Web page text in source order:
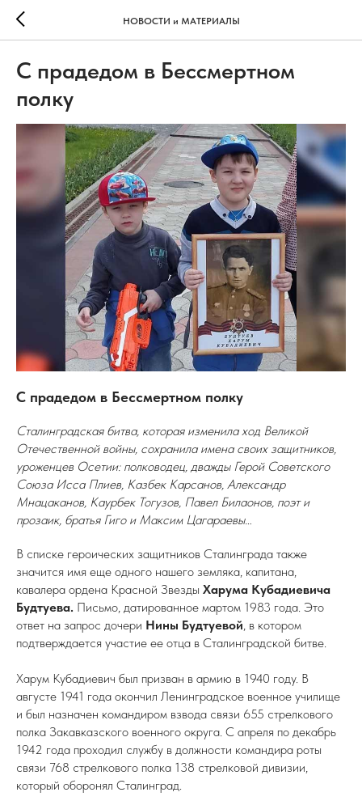
НОВОСТИ и МАТЕРИАЛЫ
С прадедом в Бессмертном
полку
С прадедом в Бессмертном полку
Сталинградская битва, которая изменила ход Великой
Отечественной войны, сохранила имена своих защитников,
уроженцев Осетии: полководец, дважды Герой Советского
Союза Исса Плиев, Казбек Карсанов, Александр
Мнацаканов, Каурбек Тогузов, Павел Билаонов, поэт и
прозаик, братья Гиго и Максим Цагараевы…
В списке героических защитников Сталинграда также
значится имя еще одного нашего земляка, капитана,
кавалера ордена Красной Звезды Харума Кубадиевича
Будтуева. Письмо, датированное мартом 1983 года. Это
ответ на запрос дочери Нины Будтуевой, в котором
подтверждается участие ее отца в Сталинградской битве.
Харум Кубадиевич был призван в армию в 1940 году. В
августе 1941 года окончил Ленинградское военное училище
и был назначен командиром взвода связи 655 стрелкового
полка Закавказского военного округа. С апреля по декабрь
1942 года проходил службу в должности командира роты
связи 768 стрелкового полка 138 стрелковой дивизии,
который оборонял Сталинград.